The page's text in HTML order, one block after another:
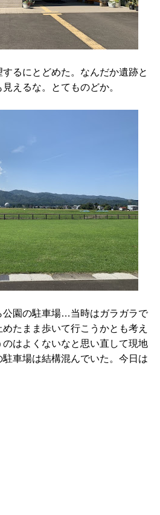
るにとどめた。なんだか遺跡と
えるな。とてものどか。
公園の駐車場…当時はガラガラで
たまま歩いて行こうかとも考え
はよくないなと思い直して現地
車場は結構混んでいた。今日は